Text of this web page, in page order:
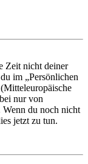
Zeit nicht deiner
im „Persönlichen
nur von
Wenn du noch nicht
jetzt zu tun.